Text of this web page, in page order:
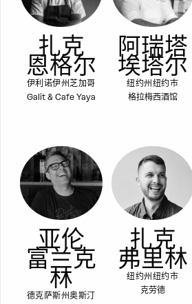
扎克
恩格尔
伊利诺伊州芝加哥
Galit & Cafe Yaya
阿瑞塔
埃塔尔
纽约州纽约市
格拉梅西酒馆
亚伦
富兰克
林
德克萨斯州奥斯汀
扎克
弗里林
纽约州纽约市
克劳德